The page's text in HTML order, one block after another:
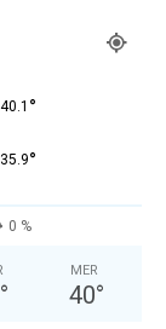
40.1 °
35.9°
0 %
°
MER
40°